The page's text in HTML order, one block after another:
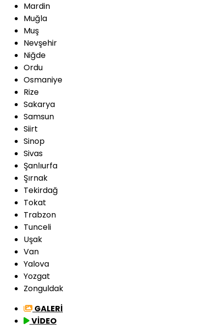
Mardin
Muğla
Muş
Nevşehir
Niğde
Ordu
Osmaniye
Rize
Sakarya
Samsun
Siirt
Sinop
Sivas
Şanlıurfa
Şırnak
Tekirdağ
Tokat
Trabzon
Tunceli
Uşak
Van
Yalova
Yozgat
Zonguldak
GALERİ
VİDEO